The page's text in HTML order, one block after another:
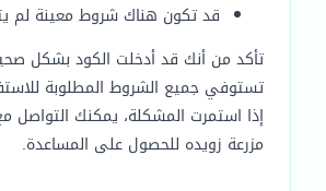
قد تكون هناك شروط معينة لم
تأكد من أنك قد أدخلت الكود بشكل
تستوفي جميع الشروط المطلوبة
إذا استمرت المشكلة، يمكنك التواصل
مزرعة زويده للحصول على المساعدة.